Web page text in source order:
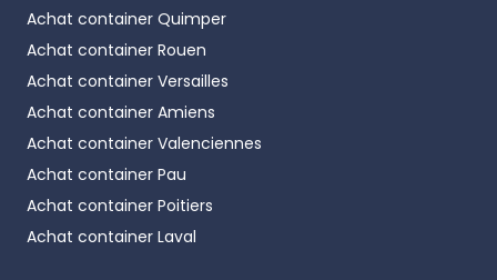
Achat container Quimper
Achat container Rouen
Achat container Versailles
Achat container Amiens
Achat container Valenciennes
Achat container Pau
Achat container Poitiers
Achat container Laval